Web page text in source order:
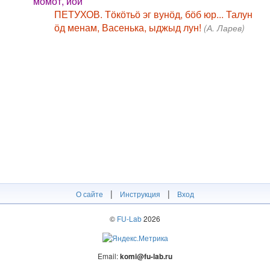
ПЕТУХОВ. Тӧкӧтьӧ эг вунӧд, бӧб юр... Талун
ӧд менам, Васенька, ыджыд лун! (А. Ларев)
О сайте | Инструкция | Вход
© FU-Lab2026
Email:komi@fu-lab.ru